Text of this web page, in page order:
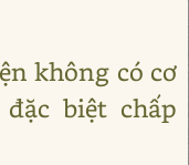
không có cơ
biệt chấp